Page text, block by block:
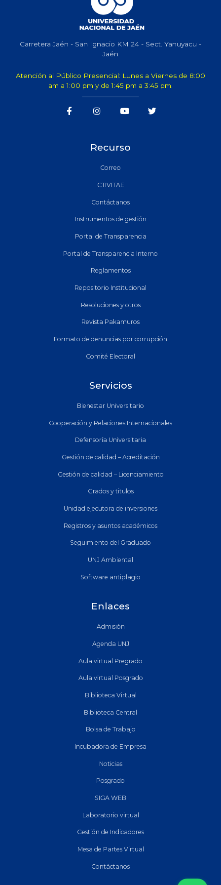
Carretera Jaén - San Ignacio KM 24 - Sect. Yanuyacu -
Jaén
Atención al Público Presencial: Lunes a Viernes de 8:00
am a 1:00 pm y de 1:45 pm a 3:45 pm.
Recurso
Correo
CTIVITAE
Contáctanos
Instrumentos de gestión
Portal de Transparencia
Portal de Transparencia Interno
Reglamentos
Repositorio Institucional
Resoluciones y otros
Revista Pakamuros
Formato de denuncias por corrupción
Comité Electoral
Servicios
Bienestar Universitario
Cooperación y Relaciones Internacionales
Defensoría Universitaria
Gestión de calidad – Acreditación
Gestión de calidad – Licenciamiento
Grados y titulos
Unidad ejecutora de inversiones
Registros y asuntos académicos
Seguimiento del Graduado
UNJ Ambiental
Software antiplagio
Enlaces
Admisión
Agenda UNJ
Aula virtual Pregrado
Aula virtual Posgrado
Biblioteca Virtual
Biblioteca Central
Bolsa de Trabajo
Incubadora de Empresa
Noticias
Posgrado
SIGA WEB
Laboratorio virtual
Gestión de Indicadores
Mesa de Partes Virtual
Contáctanos